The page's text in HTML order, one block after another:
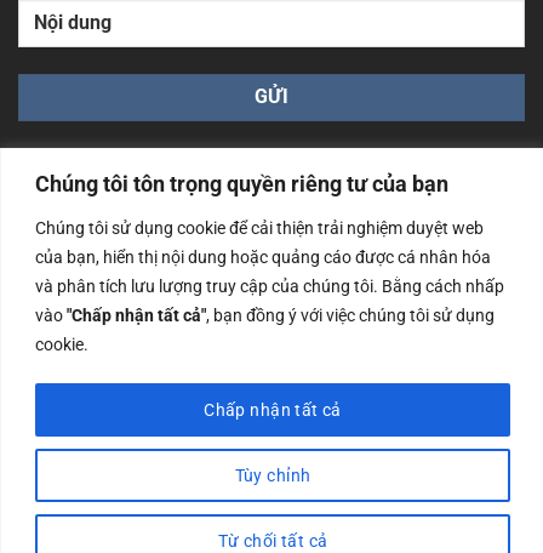
Chúng tôi tôn trọng quyền riêng tư của bạn
Chúng tôi sử dụng cookie để cải thiện trải nghiệm duyệt web
của bạn, hiển thị nội dung hoặc quảng cáo được cá nhân hóa
và phân tích lưu lượng truy cập của chúng tôi. Bằng cách nhấp
vào"Chấp nhận tất cả", bạn đồng ý với việc chúng tôi sử dụng
cookie.
Tùy chỉnh
Từ chối tất cả
Chấp nhận tất cả
Công ty TNHH Nam Bình Xương - Số ĐKKD: 0108783483
cấp ngày 14/06/2019 bởi Sở Kế Hoạch và Đầu Tư Tp. Hà
Nội
Copyrights @2023 Nam Binh Xuong. All Rights Reserved